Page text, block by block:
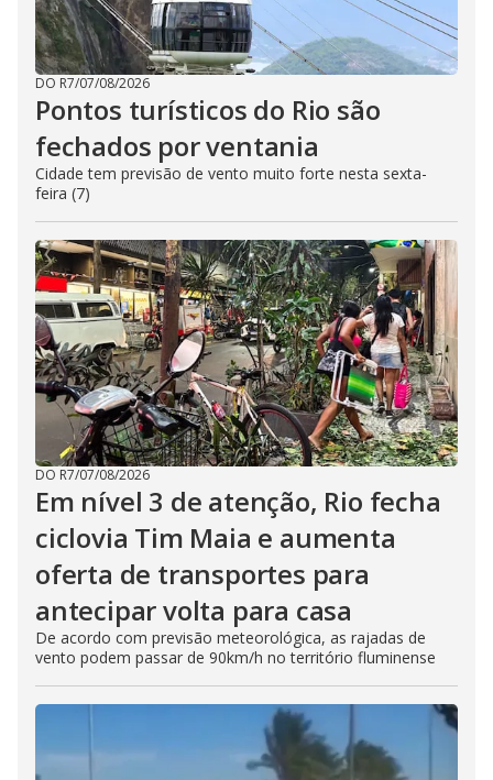
DO R7/07/08/2026
Pontos turísticos do Rio são
fechados por ventania
Cidade tem previsão de vento muito forte nesta sexta-
feira (7)
DO R7/07/08/2026
Em nível 3 de atenção, Rio fecha
ciclovia Tim Maia e aumenta
oferta de transportes para
antecipar volta para casa
De acordo com previsão meteorológica, as rajadas de
vento podem passar de 90km/h no território fluminense